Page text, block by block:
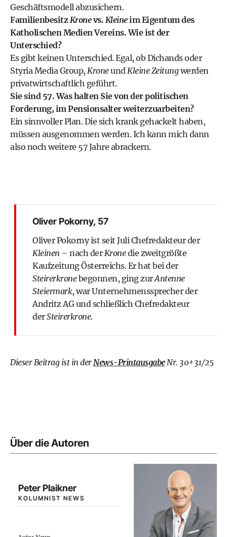
Geschäftsmodell abzusichern.
FamilienbesitzKronevs. Kleineim Eigentum des
Katholischen Medien Vereins. Wie ist der
Unterschied?
Es gibt keinen Unterschied. Egal, ob Dichands oder
Styria Media Group, KroneundKleine Zeitungwerden
privatwirtschaftlich geführt.
Sie sind 57. Was halten Sie von der politischen
Forderung, im Pensionsalter weiterzuarbeiten?
Ein sinnvoller Plan. Die sich krank gehackelt haben,
müssen ausgenommen werden. Ich kann mich dann
also noch weitere 57 Jahre abrackern.
Oliver Pokorny, 57
Oliver Pokorny ist seit Juli Chefredakteur der
Kleinen – nach derKronedie zweitgrößte
Kaufzeitung Österreichs. Er hat bei der
Steirerkronebegonnen, ging zurAntenne
Steiermark, war Unternehmenssprecher der
Andritz AG und schließlich Chefredakteur
derSteirerkrone.
Dieser Beitrag ist in derNews-PrintausgabeNr. 30+31/25
Über die Autoren
Peter Plaikner
KOLUMNIST NEWS